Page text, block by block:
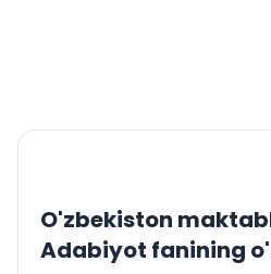
She’rlar
O‘g‘ri
MIRTEMIR
O'zbekiston
Adabiyot fanining